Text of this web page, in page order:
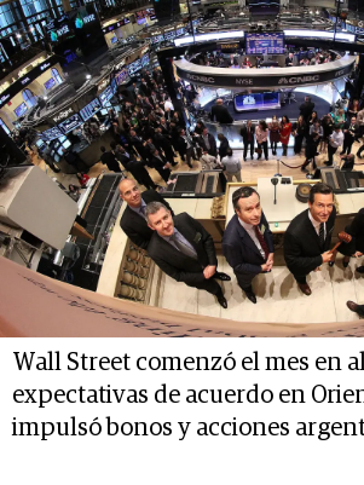
Wall Street comenzó el mes en
expectativas de acuerdo en
impulsó bonos y acciones